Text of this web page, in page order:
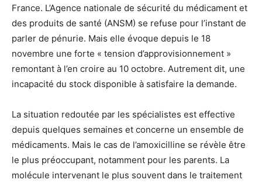
France. L’Agence nationale de sécurité du médicament et
des produits de santé (ANSM) se refuse pour l’instant de
parler de pénurie. Mais elle évoque depuis le 18
novembre une forte « tension d’approvisionnement »
remontant à l’en croire au 10 octobre. Autrement dit, une
incapacité du stock disponible à satisfaire la demande.
La situation redoutée par les spécialistes est effective
depuis quelques semaines et concerne un ensemble de
médicaments. Mais le cas de l’amoxicilline se révèle être
le plus préoccupant, notamment pour les parents. La
molécule intervenant le plus souvent dans le traitement